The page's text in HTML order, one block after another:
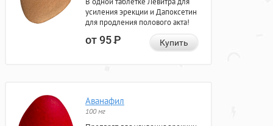
усиления эрекции и Дапоксетин
для продления полового акта!
от 95Р Купить
Аванафил
100 мг